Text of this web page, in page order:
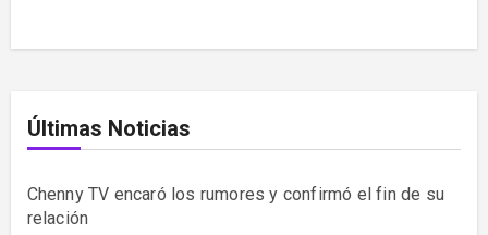
Últimas Noticias
Chenny TV encaró los rumores y confirmó el fin de su
relación